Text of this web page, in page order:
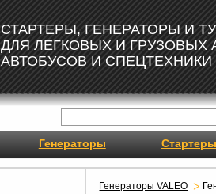
СТАРТЕРЫ, ГЕНЕРАТОРЫ И
ДЛЯ ЛЕГКОВЫХ И ГРУЗОВЫХ
АВТОБУСОВ И СПЕЦТЕХНИКИ
Генераторы Стартеры
Генераторы VALEO